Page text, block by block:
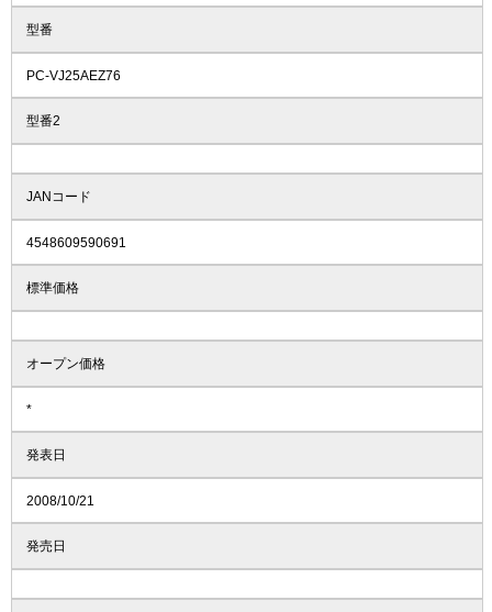
型番
PC-VJ25AEZ76
型番2
JANコード
4548609590691
標準価格
オープン価格
*
発表日
2008/10/21
発売日